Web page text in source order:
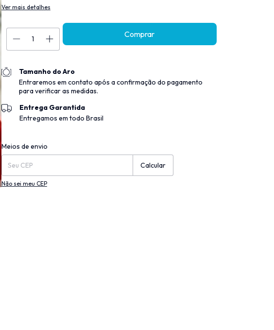
Ver mais detalhes
Tamanho do Aro
Entraremos em contato após a confirmação do pagamento
para verificar as medidas.
Entrega Garantida
Entregamos em todo Brasil
Entregas para o CEP:
Meios de envio
Calcular
Não sei meu CEP